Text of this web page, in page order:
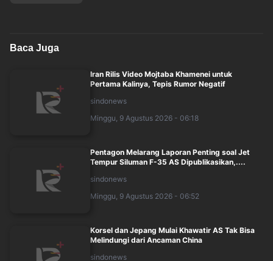
Baca Juga
Iran Rilis Video Mojtaba Khamenei untuk
Pertama Kalinya, Tepis Rumor Negatif
sindonews
Minggu, 9 Agustus 2026 - 06:18
Pentagon Melarang Laporan Penting soal Jet
Tempur Siluman F-35 AS Dipublikasikan,....
sindonews
Minggu, 9 Agustus 2026 - 06:52
Korsel dan Jepang Mulai Khawatir AS Tak Bisa
Melindungi dari Ancaman China
sindonews